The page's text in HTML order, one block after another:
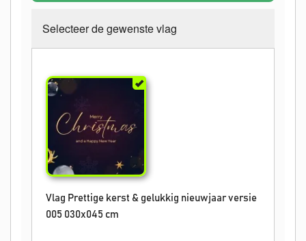
Selecteer de gewenste vlag
Vlag Prettige kerst & gelukkig nieuwjaar versie
005 030x045 cm